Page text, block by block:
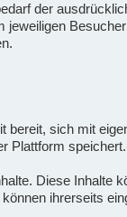
der
sich mit
Plattform speichert.
Diese Inhalte
ihrerseits